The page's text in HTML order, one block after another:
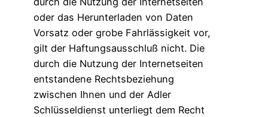
oder das Herunterladen von Daten
Vorsatz oder grobe Fahrlässigkeit vor,
gilt der Haftungsausschluß nicht. Die
durch die Nutzung der Internetseiten
entstandene Rechtsbeziehung
zwischen Ihnen und der Adler
Schlüsseldienst unterliegt dem Recht